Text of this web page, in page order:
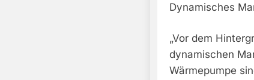
Dynamisches
„Vor dem
dynamischen
Wärmepumpe